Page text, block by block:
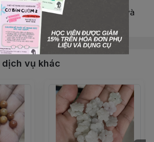
ngọc bích, charm sen mã não và
GF
dịch vụ khác